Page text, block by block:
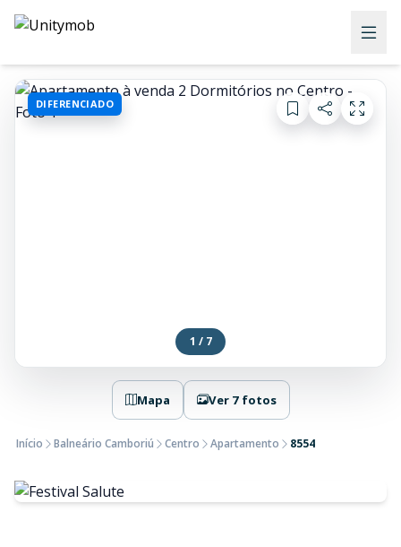
DIFERENCIADO
1 / 7
Mapa Ver 7 fotos
Início Balneário Camboriú Centro Apartamento 8554